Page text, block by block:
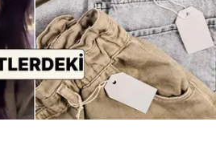
Bolu
Burdur
Bursa
Çanakkale